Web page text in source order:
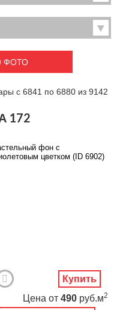
мир
ФОТО
с 6841 по 6880 из 9142
172
фон с
цветком (ID 6902)
Цена от 490 руб.м2
Купить